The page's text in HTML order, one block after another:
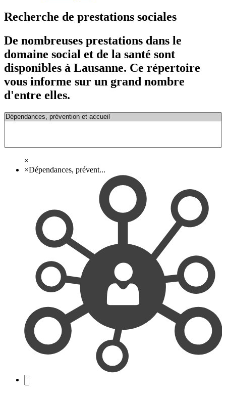
Recherche de prestations sociales
De nombreuses prestations dans le
domaine social et de la santé sont
disponibles à Lausanne. Ce répertoire
vous informe sur un grand nombre
d'entre elles.
×
×Dépendances, prévent...